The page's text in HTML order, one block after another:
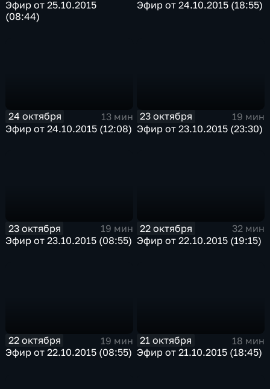
Эфир от 25.10.2015
(08:44)
Эфир от 24.10.2015 (18:55)
24 октября
13 мин
Эфир от 24.10.2015 (12:08)
23 октября
19 мин
Эфир от 23.10.2015 (23:30)
23 октября
19 мин
Эфир от 23.10.2015 (08:55)
22 октября
32 мин
Эфир от 22.10.2015 (19:15)
22 октября
19 мин
Эфир от 22.10.2015 (08:55)
21 октября
18 мин
Эфир от 21.10.2015 (18:45)